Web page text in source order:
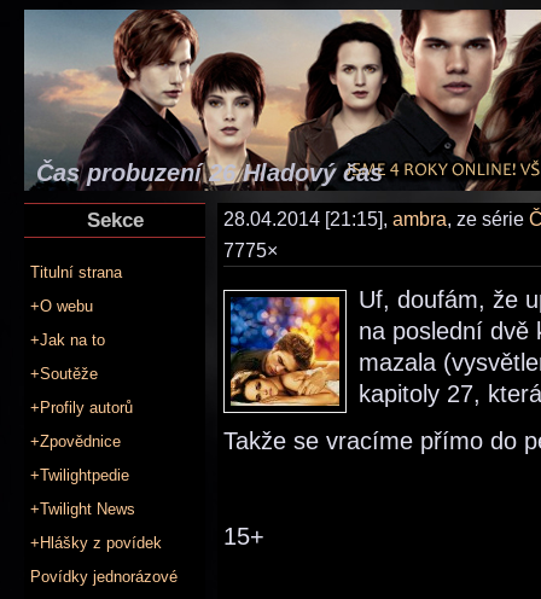
Čas probuzení 26 Hladový čas
Sekce
Titulní strana
+O webu
+Jak na to
+Soutěže
+Profily autorů
+Zpovědnice
+Twilightpedie
+Twilight News
+Hlášky z povídek
Povídky jednorázové
28.04.2014 [21:15], ambra, ze série
7775×
Uf, doufám, že
na poslední dvě
mazala
kapitoly 27,
Takže se vracíme přímo do
15+